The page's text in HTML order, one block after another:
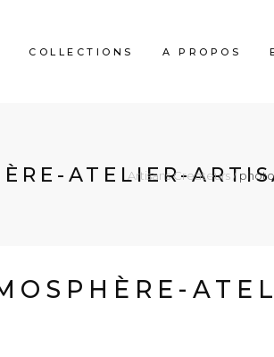
COLLECTIONS A PROPOS
ATELIER-
Artisans Createurs/